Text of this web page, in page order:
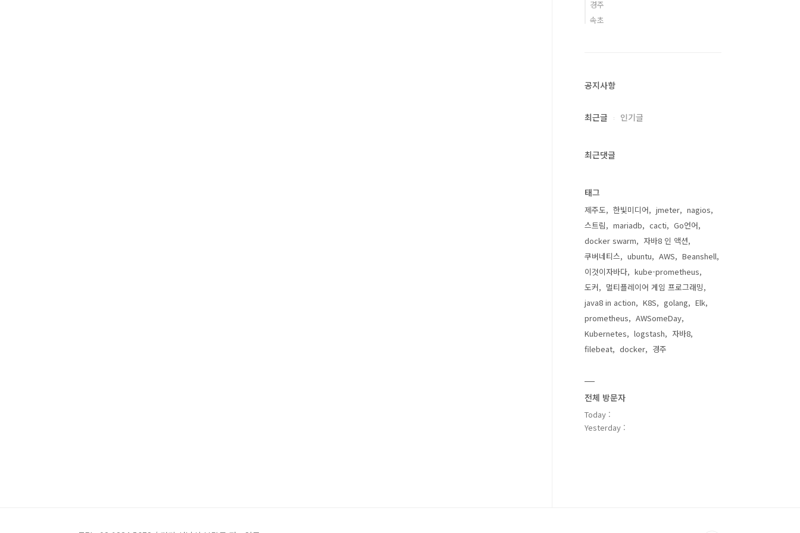
경주
속초
공지사항
최근글 인기글
최근댓글
태그
제주도 한빛미디어 jmeter
nagios
스트림
mariadb cacti
Go언어
docker swarm
자바8 인 액션
쿠버네티스
ubuntu AWS
Beanshell
이것이자바다
kube-prometheus
도커
멀티플레이어 게임 프로그래밍
java8 in action
K8S golang
Elk
prometheus
AWSomeDay
Kubernetes
logstash
자바8
filebeat
docker 경주
전체 방문자
Today :
Yesterday :